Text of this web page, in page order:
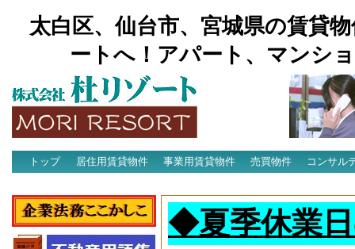
太白区、仙台市、宮城県の賃貸
ートへ！アパート、マンシ
トップ 居住用賃貸物件 事業用賃貸物件 売買物件
コンサル
◆夏季休業